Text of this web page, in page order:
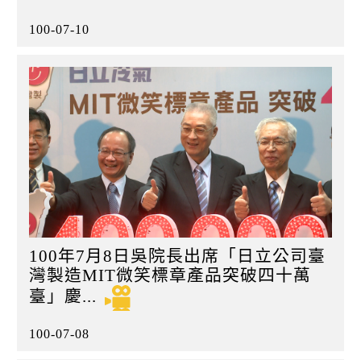
100-07-10
100年7月8日吳院長出席「日立公司臺
灣製造MIT微笑標章產品突破四十萬
臺」慶...
100-07-08